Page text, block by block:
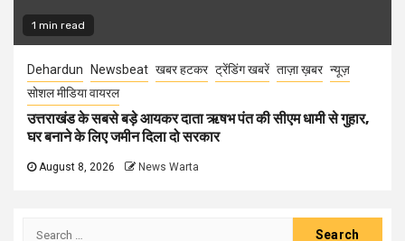
1 min read
Dehardun Newsbeat खबर हटकर ट्रेंडिंग खबरें ताज़ा ख़बर न्यूज़
सोशल मीडिया वायरल
उत्तराखंड के सबसे बड़े आयकर दाता ऋषभ पंत की सीएम धामी से गुहार,
घर बनाने के लिए जमीन दिला दो सरकार
August 8, 2026 News Warta
Search